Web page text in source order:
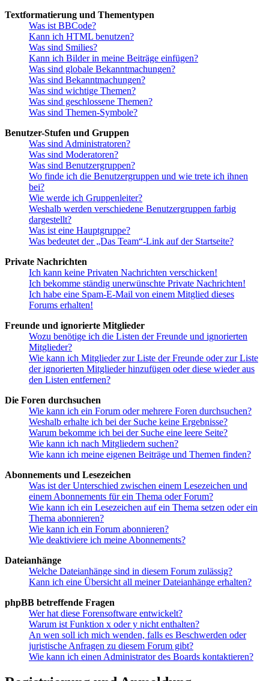
Textformatierung und Thementypen
Was ist BBCode?
Kann ich HTML benutzen?
Was sind Smilies?
Kann ich Bilder in meine Beiträge einfügen?
Was sind globale Bekanntmachungen?
Was sind Bekanntmachungen?
Was sind wichtige Themen?
Was sind geschlossene Themen?
Was sind Themen-Symbole?
Benutzer-Stufen und Gruppen
Was sind Administratoren?
Was sind Moderatoren?
Was sind Benutzergruppen?
Wo finde ich die Benutzergruppen und wie trete ich ihnen
bei?
Wie werde ich Gruppenleiter?
Weshalb werden verschiedene Benutzergruppen farbig
dargestellt?
Was ist eine Hauptgruppe?
Was bedeutet der „Das Team“-Link auf der Startseite?
Private Nachrichten
Ich kann keine Privaten Nachrichten verschicken!
Ich bekomme ständig unerwünschte Private Nachrichten!
Ich habe eine Spam-E-Mail von einem Mitglied dieses
Forums erhalten!
Freunde und ignorierte Mitglieder
Wozu benötige ich die Listen der Freunde und ignorierten
Mitglieder?
Wie kann ich Mitglieder zur Liste der Freunde oder zur Liste
der ignorierten Mitglieder hinzufügen oder diese wieder aus
den Listen entfernen?
Die Foren durchsuchen
Wie kann ich ein Forum oder mehrere Foren durchsuchen?
Weshalb erhalte ich bei der Suche keine Ergebnisse?
Warum bekomme ich bei der Suche eine leere Seite?
Wie kann ich nach Mitgliedern suchen?
Wie kann ich meine eigenen Beiträge und Themen finden?
Abonnements und Lesezeichen
Was ist der Unterschied zwischen einem Lesezeichen und
einem Abonnements für ein Thema oder Forum?
Wie kann ich ein Lesezeichen auf ein Thema setzen oder ein
Thema abonnieren?
Wie kann ich ein Forum abonnieren?
Wie deaktiviere ich meine Abonnements?
Dateianhänge
Welche Dateianhänge sind in diesem Forum zulässig?
Kann ich eine Übersicht all meiner Dateianhänge erhalten?
phpBB betreffende Fragen
Wer hat diese Forensoftware entwickelt?
Warum ist Funktion x oder y nicht enthalten?
An wen soll ich mich wenden, falls es Beschwerden oder
juristische Anfragen zu diesem Forum gibt?
Wie kann ich einen Administrator des Boards kontaktieren?